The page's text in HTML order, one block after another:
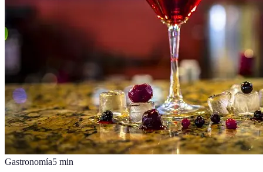
Gastronomía5 min